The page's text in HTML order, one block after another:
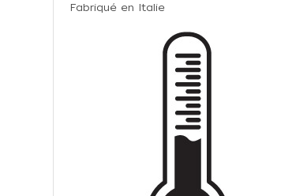
Fabriqué en Italie